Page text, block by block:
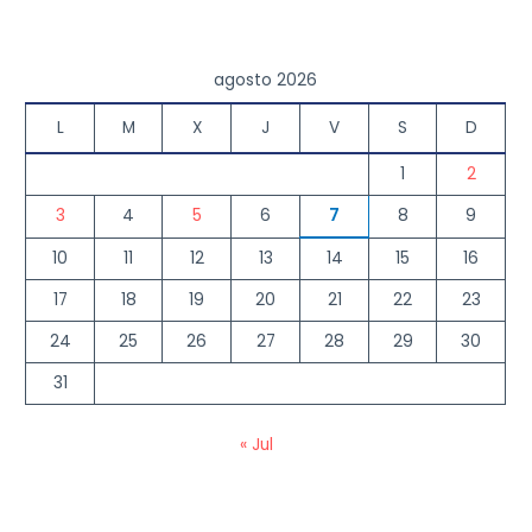
o
k
p n
k
agosto 2026
L M X J V S D
1
2
3
4 5 6 7 8
9
10
11 12 13 14 15
16
17
18 19 20 21 22
23
24
25 26 27 28 29
30
31
« Jul